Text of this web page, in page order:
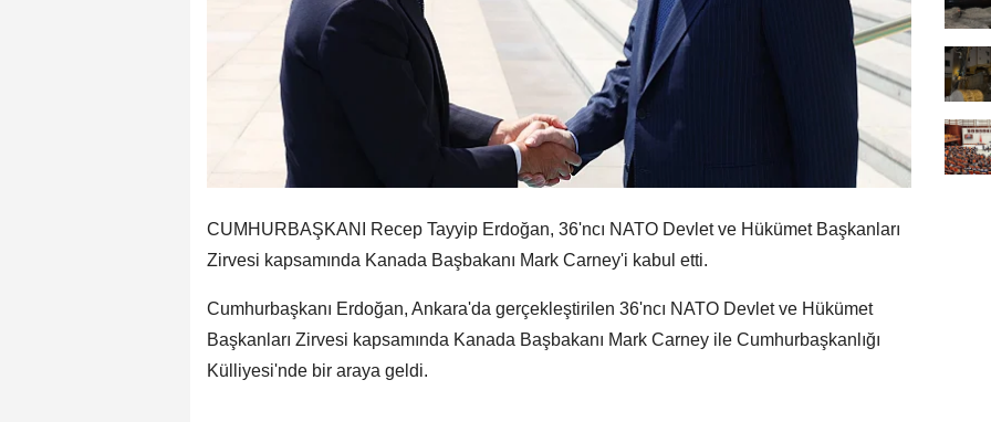
CUMHURBAŞKANI Recep Tayyip Erdoğan, 36'ncı NATO Devlet ve Hükümet Başkanları
Zirvesi kapsamında Kanada Başbakanı Mark Carney'i kabul etti.
Cumhurbaşkanı Erdoğan, Ankara'da gerçekleştirilen 36'ncı NATO Devlet ve Hükümet
Başkanları Zirvesi kapsamında Kanada Başbakanı Mark Carney ile Cumhurbaşkanlığı
Külliyesi'nde bir araya geldi.